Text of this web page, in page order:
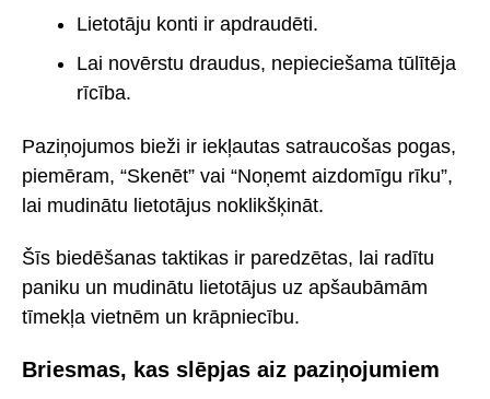
Lietotāju konti ir apdraudēti.
Lai novērstu draudus, nepieciešama tūlītēja
rīcība.
Paziņojumos bieži ir iekļautas satraucošas pogas,
piemēram, “Skenēt” vai “Noņemt aizdomīgu rīku”,
lai mudinātu lietotājus noklikšķināt.
Šīs biedēšanas taktikas ir paredzētas, lai radītu
paniku un mudinātu lietotājus uz apšaubāmām
tīmekļa vietnēm un krāpniecību.
Briesmas, kas slēpjas aiz paziņojumiem